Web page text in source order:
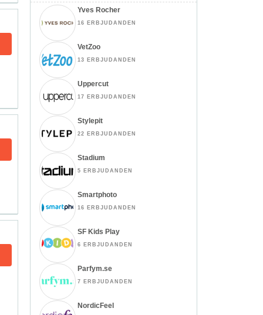
Yves Rocher
16 ERBJUDANDEN
VetZoo
13 ERBJUDANDEN
Uppercut
17 ERBJUDANDEN
Stylepit
22 ERBJUDANDEN
Stadium
5 ERBJUDANDEN
Smartphoto
16 ERBJUDANDEN
SF Kids Play
6 ERBJUDANDEN
Parfym.se
7 ERBJUDANDEN
NordicFeel